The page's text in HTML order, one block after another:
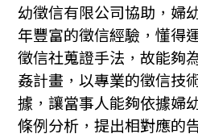
幼徵信有限公司協助，婦
年豐富的徵信經驗，懂得
徵信社蒐證手法，故能夠
姦計畫，以專業的徵信技
據，讓當事人能夠依據婦
條例分析，提出相對應的